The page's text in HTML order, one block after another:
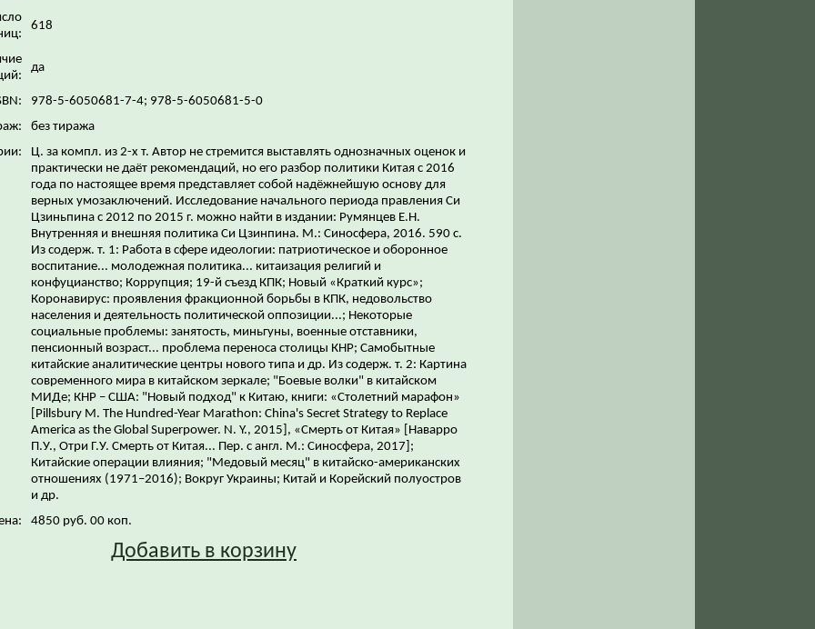
618
да
978-5-6050681-7-4; 978-5-6050681-5-0
без тиража
Ц. за компл. из 2-х т. Автор не стремится выставлять однозначных оценок и
практически не даёт рекомендаций, но его разбор политики Китая с 2016
года по настоящее время представляет собой надёжнейшую основу для
верных умозаключений. Исследование начального периода правления Си
Цзиньпина с 2012 по 2015 г. можно найти в издании: Румянцев Е.Н.
Внутренняя и внешняя политика Си Цзинпина. М.: Синосфера, 2016. 590 с.
Из содерж. т. 1: Работа в сфере идеологии: патриотическое и оборонное
воспитание... молодежная политика... китаизация религий и
конфуцианство; Коррупция; 19-й съезд КПК; Новый «Краткий курс»;
Коронавирус: проявления фракционной борьбы в КПК, недовольство
населения и деятельность политической оппозиции...; Некоторые
социальные проблемы: занятость, миньгуны, военные отставники,
пенсионный возраст... проблема переноса столицы КНР; Самобытные
китайские аналитические центры нового типа и др. Из содерж. т. 2: Картина
современного мира в китайском зеркале; "Боевые волки" в китайском
МИДе; КНР – США: "Новый подход" к Китаю, книги: «Столетний марафон»
[Pillsbury M. The Hundred-Year Marathon: China's Secret Strategy to Replace
America as the Global Superpower. N. Y., 2015], «Смерть от Китая» [Наварро
П.У., Отри Г.У. Смерть от Китая... Пер. с англ. М.: Синосфера, 2017];
Китайские операции влияния; "Медовый месяц" в китайско-американских
отношениях (1971–2016); Вокруг Украины; Китай и Корейский полуостров
и др.
4850 руб. 00 коп.
Добавить в корзину